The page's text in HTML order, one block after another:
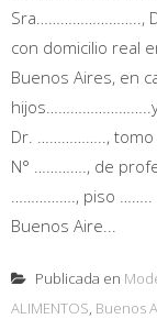
Sra……………………..,
con domicilio real
Buenos Aires, en
hijos……………………..y
Dr. …………….., tomo
N° …………., de
……………., piso ……..
Buenos Aire...
Publicada en
ALIMENTOS, Buenos